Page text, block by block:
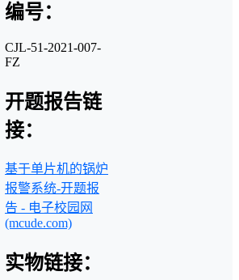
编号：
CJL-51-2021-007-
FZ
开题报告链
接：
基于单片机的锅炉
报警系统-开题报
告 - 电子校园网
(mcude.com)
实物链接：